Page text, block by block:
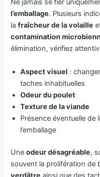
Ne jamais se fier
l’emballage. Plusieurs
lafraîcheur de la volaille
contamination
élimination, vérifiez
Aspect visuel :
taches inhabituelles
Odeur du poulet
Texture de la viande
Présence éventuelle de
l’emballage
Uneodeur désagréable,
souvent la prolifération de